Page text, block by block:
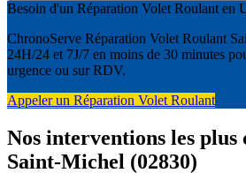
Besoin d'un Réparation Volet Roulant en
ChronoServe Réparation Volet Roulant
24H/24 et 7J/7 en moins de 30 minutes
urgence ou sur RDV.
Appeler un Réparation Volet Roulant
Nos interventions les plus
Saint-Michel (02830)